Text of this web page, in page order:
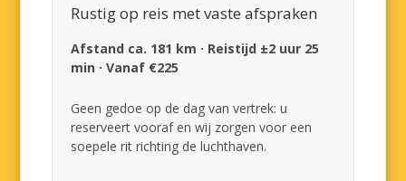
Rustig op reis met vaste afspraken
Afstand ca. 181 km · Reistijd ±2 uur 25
min · Vanaf €225
Geen gedoe op de dag van vertrek: u
reserveert vooraf en wij zorgen voor een
soepele rit richting de luchthaven.